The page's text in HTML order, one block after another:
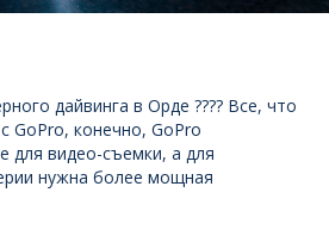
дайвинга в Орде ???? Все, что
GoPro, конечно, GoPro
для видео-съемки, а для
нужна более мощная